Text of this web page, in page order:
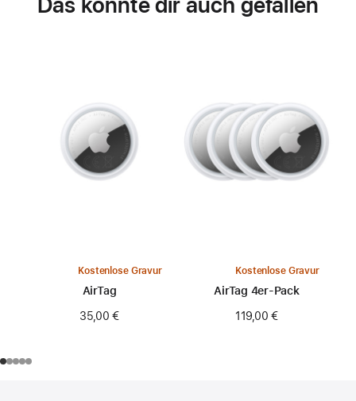
Kostenlose Gravur
AirTag
35,00 €
Kostenlose Gravur
AirTag 4er-Pack
119,00 €